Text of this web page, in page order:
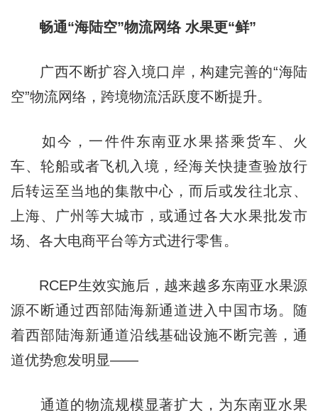
畅通“海陆空”物流网络 水果更“鲜”
广西不断扩容入境口岸，构建完善的“海陆
空”物流网络，跨境物流活跃度不断提升。
如今，一件件东南亚水果搭乘货车、火
车、轮船或者飞机入境，经海关快捷查验放行
后转运至当地的集散中心，而后或发往北京、
上海、广州等大城市，或通过各大水果批发市
场、各大电商平台等方式进行零售。
RCEP生效实施后，越来越多东南亚水果源
源不断通过西部陆海新通道进入中国市场。随
着西部陆海新通道沿线基础设施不断完善，通
道优势愈发明显——
通道的物流规模显著扩大，为东南亚水果